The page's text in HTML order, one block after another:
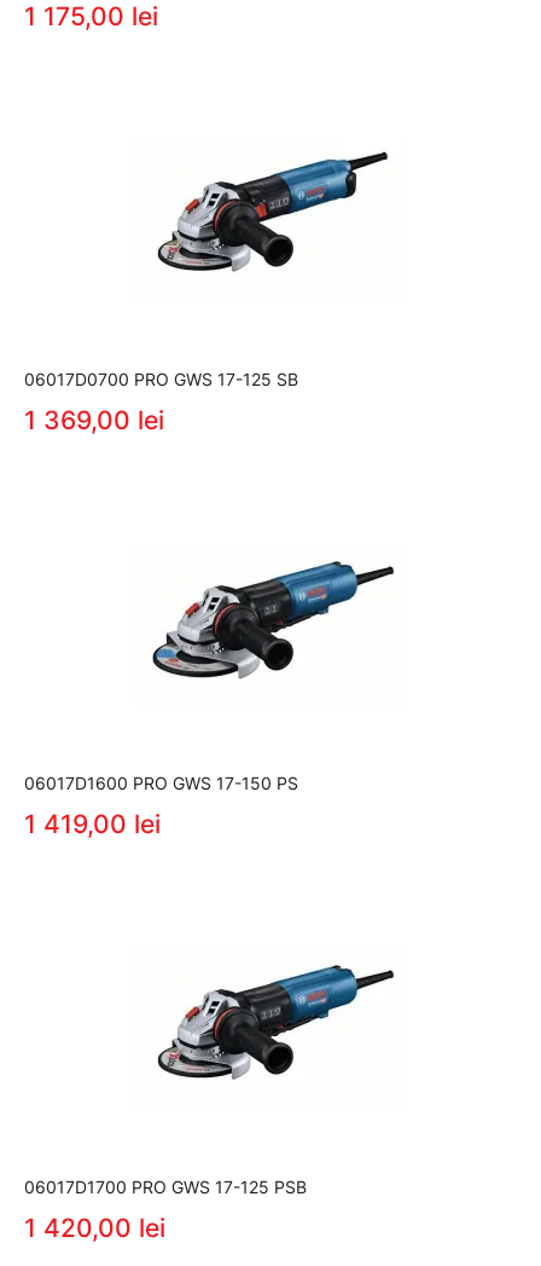
1 175,00 lei
06017D0700 PRO GWS 17-125 SB
1 369,00 lei
06017D1600 PRO GWS 17-150 PS
1 419,00 lei
06017D1700 PRO GWS 17-125 PSB
1 420,00 lei